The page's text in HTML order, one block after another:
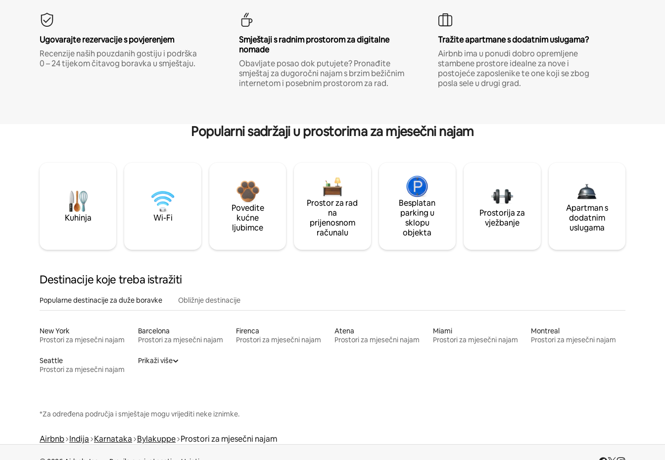
Ugovarajte rezervacije s povjerenjem
Recenzije naših pouzdanih gostiju i podrška
0 – 24 tijekom čitavog boravka u smještaju.
Smještaji s radnim prostorom za digitalne
nomade
Obavljate posao dok putujete? Pronađite
smještaj za dugoročni najam s brzim bežičnim
internetom i posebnim prostorom za rad.
Tražite apartmane s dodatnim uslugama?
Airbnb ima u ponudi dobro opremljene
stambene prostore idealne za nove i
postojeće zaposlenike te one koji se zbog
posla sele u drugi grad.
Popularni sadržaji u prostorima za mjesečni najam
Kuhinja Wi-Fi
Povedite
kućne
ljubimce
Prostor za rad
na
prijenosnom
računalu
Besplatan
parking u
sklopu
objekta
Prostorija za
vježbanje
Apartman s
dodatnim
uslugama
Destinacije koje treba istražiti
Popularne destinacije za duže boravke Obližnje destinacije
New York
Prostori za mjesečni najam
Barcelona
Prostori za mjesečni najam
Firenca
Prostori za mjesečni najam
Atena
Prostori za mjesečni najam
Miami
Prostori za mjesečni najam
Montreal
Prostori za mjesečni najam
Seattle
Prostori za mjesečni najam
Prikaži više
*Za određena područja i smještaje mogu vrijediti neke iznimke.
Airbnb Indija Karnataka Bylakuppe Prostori za mjesečni najam